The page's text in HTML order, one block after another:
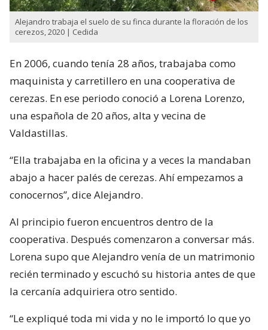
Alejandro trabaja el suelo de su finca durante la floración de los
cerezos, 2020 | Cedida
En 2006, cuando tenía 28 años, trabajaba como
maquinista y carretillero en una cooperativa de
cerezas. En ese periodo conoció a Lorena Lorenzo,
una española de 20 años, alta y vecina de
Valdastillas.
“Ella trabajaba en la oficina y a veces la mandaban
abajo a hacer palés de cerezas. Ahí empezamos a
conocernos”, dice Alejandro.
Al principio fueron encuentros dentro de la
cooperativa. Después comenzaron a conversar más.
Lorena supo que Alejandro venía de un matrimonio
recién terminado y escuchó su historia antes de que
la cercanía adquiriera otro sentido.
“Le expliqué toda mi vida y no le importó lo que yo